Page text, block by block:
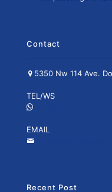
Contact
5350 Nw 114 Ave.
TEL/WS
EMAIL
Recent Post